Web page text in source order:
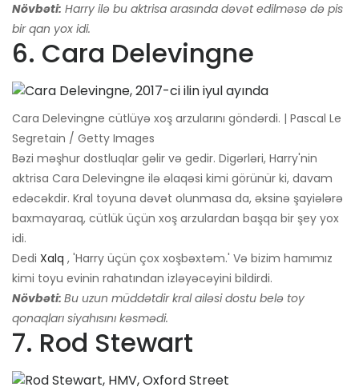
Növbəti: Harry ilə bu aktrisa arasında dəvət edilməsə də pis
bir qan yox idi.
6. Cara Delevingne
Cara Delevingne cütlüyə xoş arzularını göndərdi. | Pascal Le
Segretain / Getty Images
Bəzi məşhur dostluqlar gəlir və gedir. Digərləri, Harry'nin
aktrisa Cara Delevingne ilə əlaqəsi kimi görünür ki, davam
edəcəkdir. Kral toyuna dəvət olunmasa da, əksinə şayiələrə
baxmayaraq, cütlük üçün xoş arzulardan başqa bir şey yox
idi.
Dedi Xalq , 'Harry üçün çox xoşbəxtəm.' Və bizim hamımız
kimi toyu evinin rahatından izləyəcəyini bildirdi.
Növbəti: Bu uzun müddətdir kral ailəsi dostu belə toy
qonaqları siyahısını kəsmədi.
7. Rod Stewart